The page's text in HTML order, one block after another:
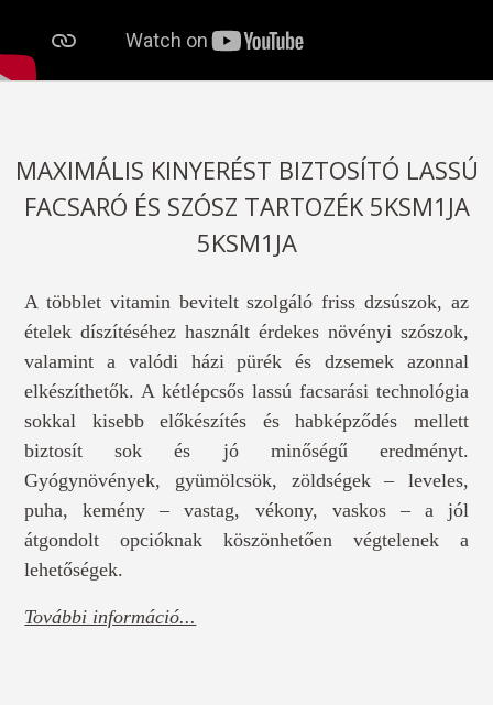
MAXIMÁLIS KINYERÉST BIZTOSÍTÓ LASSÚ
FACSARÓ ÉS SZÓSZ TARTOZÉK 5KSM1JA
5KSM1JA
A többlet vitamin bevitelt szolgáló friss dzsúszok, az
ételek díszítéséhez használt érdekes növényi szószok,
valamint a valódi házi pürék és dzsemek azonnal
elkészíthetők. A kétlépcsős lassú facsarási technológia
sokkal kisebb előkészítés és habképződés mellett
biztosít sok és jó minőségű eredményt.
Gyógynövények, gyümölcsök, zöldségek – leveles,
puha, kemény – vastag, vékony, vaskos – a jól
átgondolt opcióknak köszönhetően végtelenek a
lehetőségek.
További információ...